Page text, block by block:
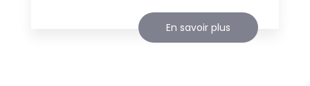
En savoir plus